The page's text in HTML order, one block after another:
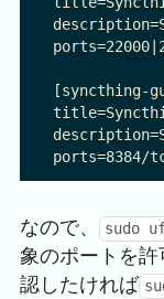
[syncthing-
なので、 sudo
象のポートを
認したければ